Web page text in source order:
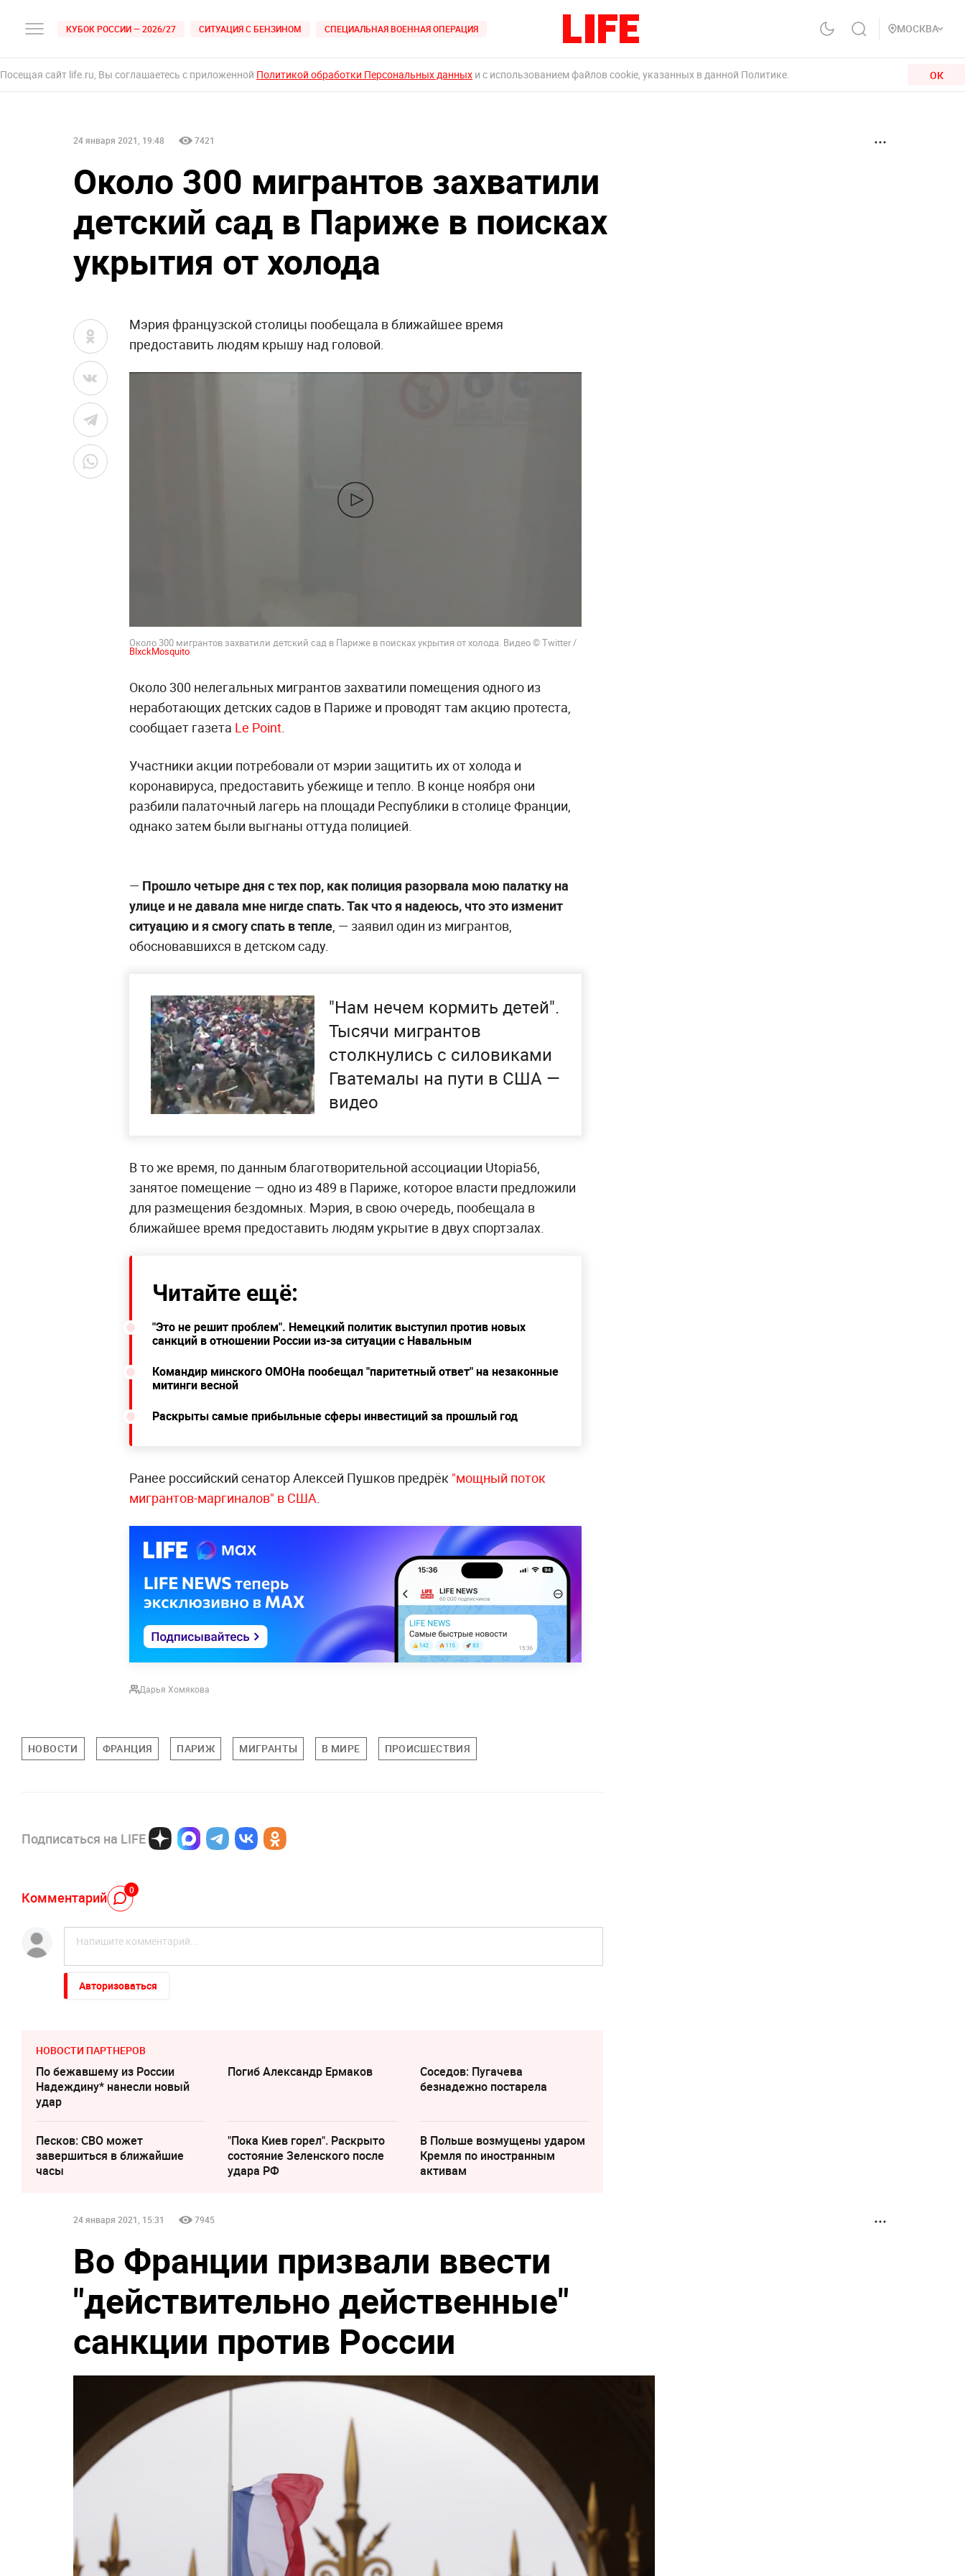
КУБОК РОССИИ — 2026/27 СИТУАЦИЯ С БЕНЗИНОМ СПЕЦИАЛЬНАЯ ВОЕННАЯ ОПЕРАЦИЯ МОСКВА
Посещая сайт life.ru, Вы соглашаетесь с приложенной Политикой обработки Персональных данных и с использованием файлов cookie, указанных в данной Политике. ОК
24 января 2021, 19:48 7421
Около 300 мигрантов захватили
детский сад в Париже в поисках
укрытия от холода
Мэрия французской столицы пообещала в ближайшее время
предоставить людям крышу над головой.
Около 300 мигрантов захватили детский сад в Париже в поисках укрытия от холода. Видео © Twitter /
BlxckMosquito
Около 300 нелегальных мигрантов захватили помещения одного из
неработающих детских садов в Париже и проводят там акцию протеста,
сообщает газета Le Point.
Участники акции потребовали от мэрии защитить их от холода и
коронавируса, предоставить убежище и тепло. В конце ноября они
разбили палаточный лагерь на площади Республики в столице Франции,
однако затем были выгнаны оттуда полицией.
— Прошло четыре дня с тех пор, как полиция разорвала мою палатку на
улице и не давала мне нигде спать. Так что я надеюсь, что это изменит
ситуацию и я смогу спать в тепле, — заявил один из мигрантов,
обосновавшихся в детском саду.
"Нам нечем кормить детей".
Тысячи мигрантов
столкнулись с силовиками
Гватемалы на пути в США —
видео
В то же время, по данным благотворительной ассоциации Utopia56,
занятое помещение — одно из 489 в Париже, которое власти предложили
для размещения бездомных. Мэрия, в свою очередь, пообещала в
ближайшее время предоставить людям укрытие в двух спортзалах.
Читайте ещё:
"Это не решит проблем". Немецкий политик выступил против новых
санкций в отношении России из-за ситуации с Навальным
Командир минского ОМОНа пообещал "паритетный ответ" на незаконные
митинги весной
Раскрыты самые прибыльные сферы инвестиций за прошлый год
Ранее российский сенатор Алексей Пушков предрёк "мощный поток
мигрантов-маргиналов" в США.
Дарья Хомякова
НОВОСТИ ФРАНЦИЯ ПАРИЖ МИГРАНТЫ В МИРЕ ПРОИСШЕСТВИЯ
Подписаться на LIFE
Комментарий 0
Авторизоваться
НОВОСТИ ПАРТНЕРОВ
По бежавшему из России
Надеждину* нанесли новый
удар
Погиб Александр Ермаков
Соседов: Пугачева
безнадежно постарела
Песков: СВО может
завершиться в ближайшие
часы
"Пока Киев горел". Раскрыто
состояние Зеленского после
удара РФ
В Польше возмущены ударом
Кремля по иностранным
активам
24 января 2021, 15:31 7945
Во Франции призвали ввести
"действительно действенные"
санкции против России